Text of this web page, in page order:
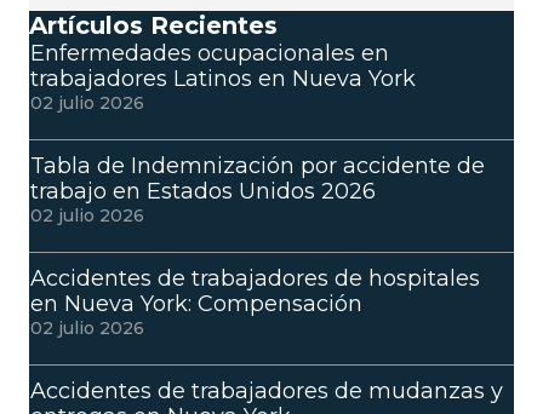
Artículos Recientes
Enfermedades ocupacionales en
trabajadores Latinos en Nueva York
02 julio 2026
Tabla de Indemnización por accidente de
trabajo en Estados Unidos 2026
02 julio 2026
Accidentes de trabajadores de hospitales
en Nueva York: Compensación
02 julio 2026
Accidentes de trabajadores de mudanzas y